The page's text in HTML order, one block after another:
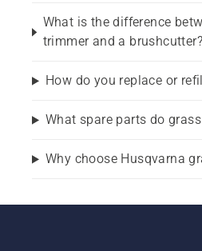
What is the difference
trimmer and a brushcutter?
How do you replace or
What spare parts do
Why choose Husqvarna